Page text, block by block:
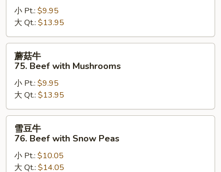
74.
Beef
Baby
Corn
and
Snow
Peas
小 Pt.: $9.95
大 Qt.: $13.95
75.
Beef
with
Mushrooms
蘑菇牛
75. Beef with Mushrooms
小 Pt.: $9.95
大 Qt.: $13.95
76.
Beef
雪豆牛
76. Beef with Snow Peas
小 Pt.: $10.05
大 Qt.: $14.05